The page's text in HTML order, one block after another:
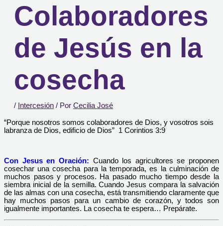
Colaboradores
de Jesús en la
cosecha
/ Intercesión / Por Cecilia José
“Porque nosotros somos colaboradores de Dios, y vosotros sois
labranza de Dios, edificio de Dios” 1 Corintios 3:9
Con Jesus en Oración: Cuando los agricultores se proponen
cosechar una cosecha para la temporada, es la culminación de
muchos pasos y procesos. Ha pasado mucho tiempo desde la
siembra inicial de la semilla. Cuando Jesus compara la salvación
de las almas con una cosecha, está transmitiendo claramente que
hay muchos pasos para un cambio de corazón, y todos son
igualmente importantes. La cosecha te espera… Prepárate.